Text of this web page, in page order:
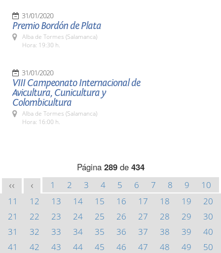
31/01/2020
Premio Bordón de Plata
Alba de Tormes (Salamanca)
Hora: 19:30 h.
31/01/2020
VIII Campeonato Internacional de
Avicultura, Cunicultura y
Colombicultura
Alba de Tormes (Salamanca)
Hora: 16:00 h.
Página 289de 434
<< < 1 2 3 4 5 6 7 8 9
10
11
12 13 14 15 16 17 18 19
20
21
22 23 24 25 26 27 28 29
30
31
32 33 34 35 36 37 38 39
40
41
42 43 44 45 46 47 48 49
50